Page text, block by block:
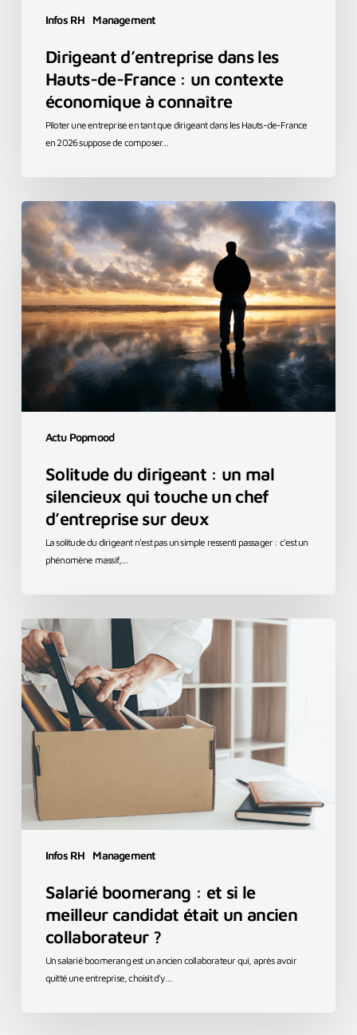
Infos RH Management
Dirigeant d’entreprise dans les
Hauts-de-France : un contexte
économique à connaître
Piloter une entreprise en tant que dirigeant dans les Hauts-de-France
en 2026 suppose de composer…
Actu Popmood
Solitude
du
dirigeant
:
un
mal
silencieux
qui
touche
un
chef
deux
Solitude du dirigeant : un mal
silencieux qui touche un chef
d’entreprise sur deux
La solitude du dirigeant n'est pas un simple ressenti passager : c'est un
phénomène massif,…
Infos RH Management
Salarié
boomerang
:
et
si
le
meilleur
candidat
était
un
ancien
collaborateur
Salarié boomerang : et si le
meilleur candidat était un ancien
collaborateur ?
Un salarié boomerang est un ancien collaborateur qui, après avoir
quitté une entreprise, choisit d'y…